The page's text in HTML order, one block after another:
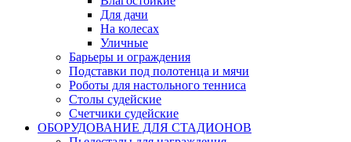
Для дачи
На колесах
Уличные
Барьеры и ограждения
Подставки под полотенца и мячи
Роботы для настольного тенниса
Столы судейские
Счетчики судейские
ОБОРУДОВАНИЕ ДЛЯ СТАДИОНОВ